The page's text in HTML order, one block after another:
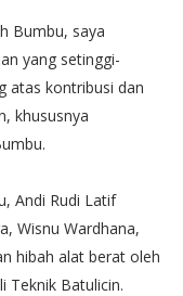
Bumbu, saya
yang setinggi-
atas kontribusi dan
khususnya
Andi Rudi Latif
Wisnu Wardhana,
hibah alat berat oleh
Teknik Batulicin.